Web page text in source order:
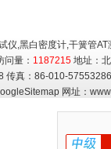
仪,黑白密度计,干簧管
量： 1187215 地址：
传真：86-010-
网址：